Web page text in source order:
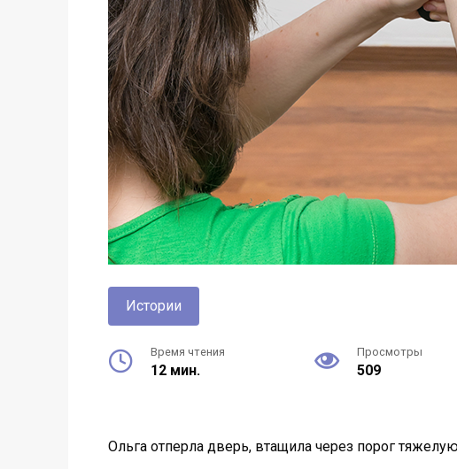
Истории
Время чтения
12 мин.
Просмотры
509
Ольга отперла дверь, втащила через порог